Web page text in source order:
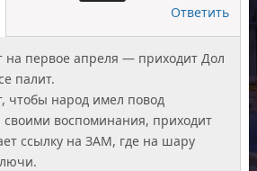
Ответить
на первое апреля — приходит Дол
палит.
чтобы народ имел повод
своими воспоминания, приходит
ссылку на ЗАМ, где на шару